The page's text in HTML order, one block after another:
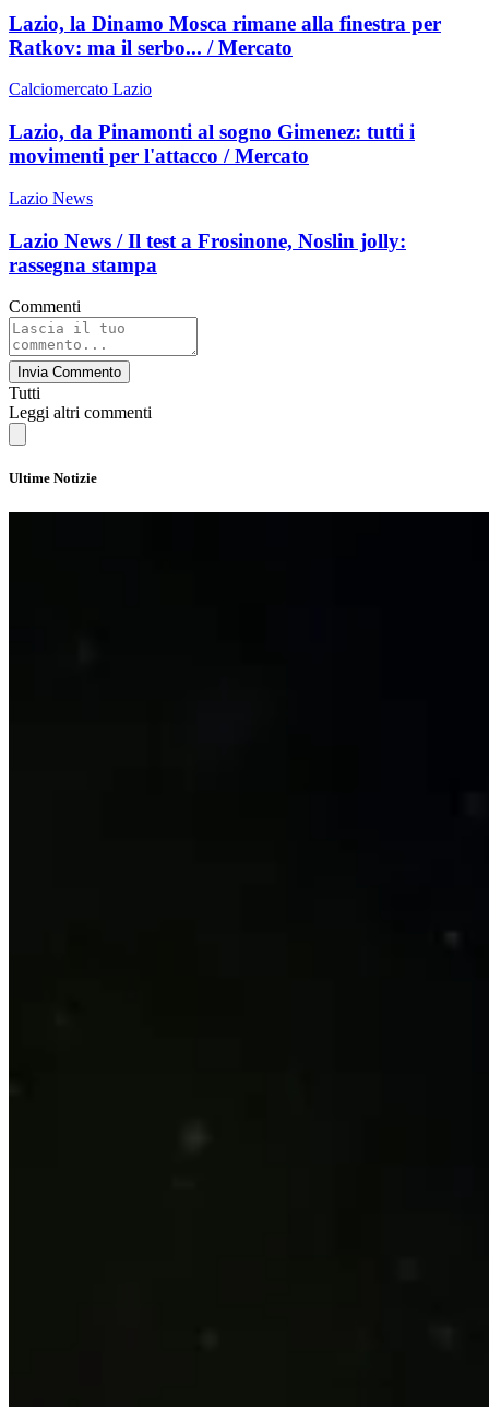
Lazio, la Dinamo Mosca rimane alla finestra per
Ratkov: ma il serbo... / Mercato
Calciomercato Lazio
Lazio, da Pinamonti al sogno Gimenez: tutti i
movimenti per l'attacco / Mercato
Lazio News
Lazio News / Il test a Frosinone, Noslin jolly:
rassegna stampa
Commenti
Invia Commento
Tutti
Leggi altri commenti
Ultime Notizie